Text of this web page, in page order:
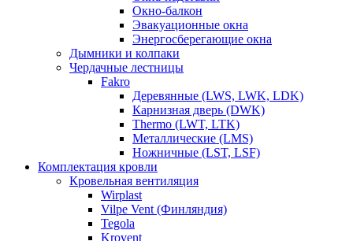
Окно-балкон
Эвакуационные окна
Энергосберегающие окна
Дымники и колпаки
Чердачные лестницы
Fakro
Деревянные (LWS, LWK, LDK)
Карнизная дверь (DWK)
Thermo (LWT, LTK)
Металлические (LMS)
Ножничные (LST, LSF)
Комплектация кровли
Кровельная вентиляция
Wirplast
Vilpe Vent (Финляндия)
Tegola
Krovent